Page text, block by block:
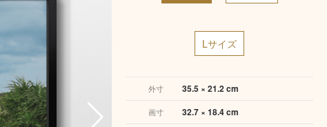
Lサイズ
外寸 35.5 × 21.2 cm
画寸 32.7 × 18.4 cm